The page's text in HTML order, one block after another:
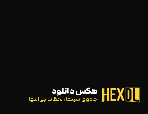
هکس دانلود
جادوی سینما، لحظات بی‌انتها